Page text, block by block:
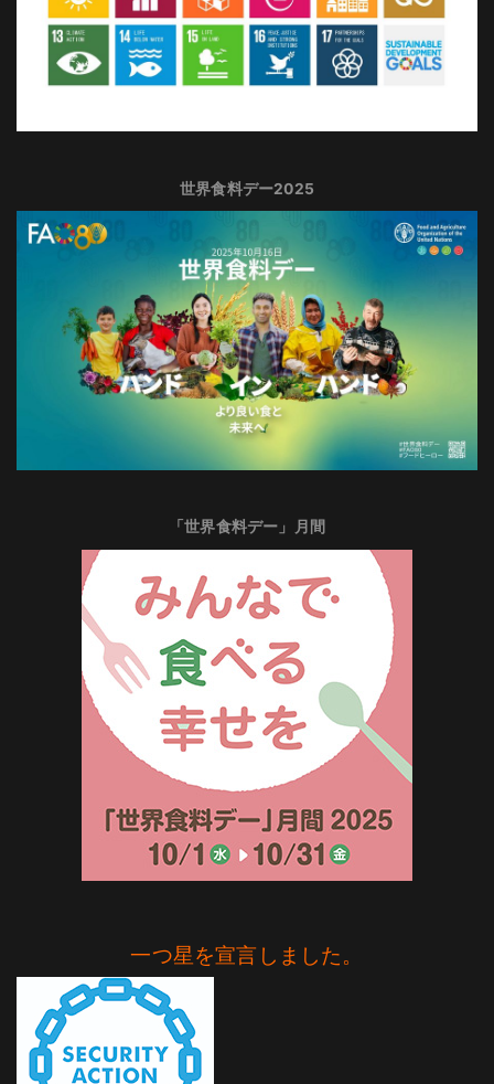
世界食料デー2025
「世界食料デー」月間
一つ星を宣言しました。